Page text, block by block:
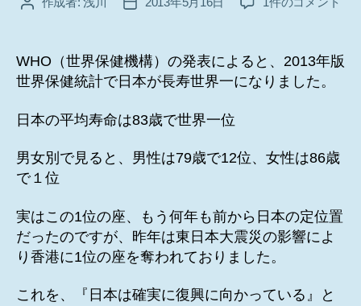
投
投
平
均
寿
世
位
へ
WHO（世界保健機構）の発表によると、2013年版
世界保健統計で日本が長寿世界一になりました。
日本の平均寿命は83歳で世界一位
男女別で見ると、男性は79歳で12位、女性は86歳
で１位
実はこの1位の座、もう何年も前から日本の定位置
だったのですが、昨年は東日本大震災の影響によ
り香港に1位の座を奪われておりました。
これを、『日本は確実に復興に向かっている』と